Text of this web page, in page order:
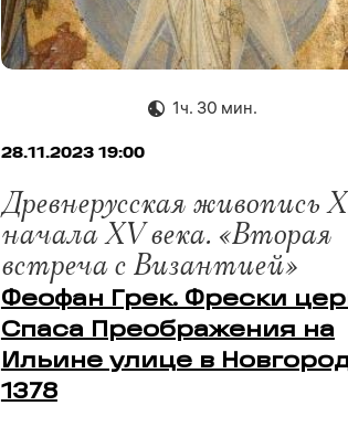
1ч. 30 мин.
28.11.2023 19:00
Древнерусская живопись
начала XV века. «Вторая
встреча с Византией»
Феофан Грек. Фрески
Спаса Преображения на
Ильине улице в
1378